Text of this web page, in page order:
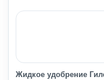
Жидкое удобрение